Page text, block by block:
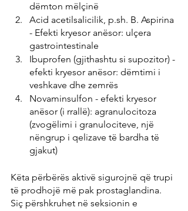
dëmton mëlçinë
Acid acetilsalicilik, p.sh. B. Aspirina
- Efekti kryesor anësor: ulçera
gastrointestinale
Ibuprofen (gjithashtu si supozitor) -
efekti kryesor anësor: dëmtimi i
veshkave dhe zemrës
Novaminsulfon - efekti kryesor
anësor (i rrallë): agranulocitoza
(zvogëlimi i granulociteve, një
nëngrup i qelizave të bardha të
gjakut)
Këta përbërës aktivë sigurojnë që trupi
të prodhojë më pak prostaglandina.
Siç përshkruhet në seksionin e